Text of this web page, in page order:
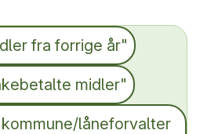
fra forrige år"
midler"
låneforvalter